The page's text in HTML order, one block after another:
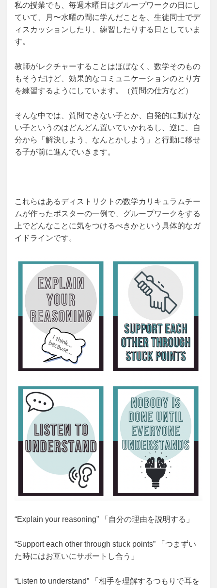
私の授業でも、毎週木曜日はグループワークの日にし
ていて、月〜水曜の間に学んだことを、生徒同士でデ
ィスカッションしたり、練習したりする日としていま
す。
教師がレクチャーすることはほぼなく、数学そのもの
もそうだけど、効果的なコミュニケーションのとり方
を練習するようにしています。（質問の仕方など）
そんな中では、質問できない子とか、自発的に動けな
い子というのはどんどん置いていかれるし、逆に、自
分から「解決しよう、なんとかしよう」と行動に移せ
る子が前に進んでいきます。
これらはあるディストリクトの数学カリキュラムチー
ムが作ったポスターの一例で、グループワークをする
上でどんなことに気をつけるべきかという具体的なガ
イドラインです。
“Explain your reasoning” 「自分の理由を説明する」
“Support each other through stuck points” 「つまずい
た時にはお互いにサポートし合う」
“Listen to understand” 「相手を理解するつもりで耳を